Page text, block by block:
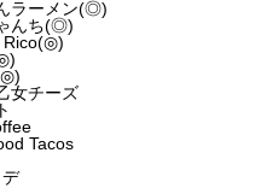
ラーメン(◎)
んち(◎)
女チーズ
Tacos